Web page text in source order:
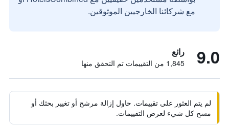
مع شركائنا الخارجيين الموثوقين.
9.0 رائع
1,845 من التقييمات تم التحقق منها
لم يتم العثور على تقييمات. حاول إزالة مرشح أو تغيير بحثك أو
مسح كل شيء لعرض التقييمات.